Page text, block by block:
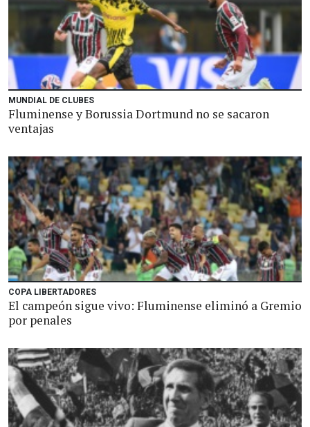
MUNDIAL DE CLUBES
Fluminense y Borussia Dortmund no se sacaron
ventajas
COPA LIBERTADORES
El campeón sigue vivo: Fluminense eliminó a Gremio
por penales